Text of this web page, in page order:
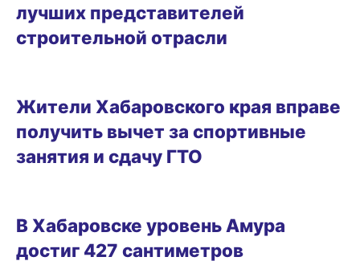
лучших представителей
строительной отрасли
Жители Хабаровского края вправе
получить вычет за спортивные
занятия и сдачу ГТО
В Хабаровске уровень Амура
достиг 427 сантиметров